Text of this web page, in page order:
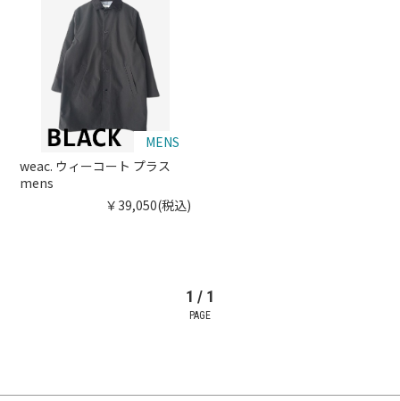
MENS
weac. ウィーコート プラス
mens
￥39,050(税込)
1 / 1
PAGE